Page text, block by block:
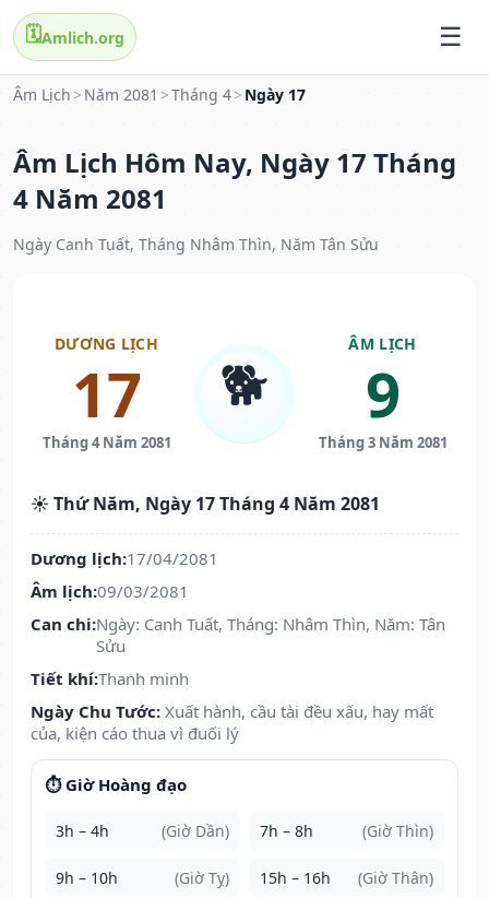
🗓️Amlich.org
Âm Lịch > Năm 2081 >Tháng 4> Ngày 17
Âm Lịch Hôm Nay, Ngày 17 Tháng
4 Năm 2081
Ngày Canh Tuất, Tháng Nhâm Thìn, Năm Tân Sửu
DƯƠNG LỊCH
17
Tháng 4 Năm 2081
🐕
ÂM LỊCH
9
Tháng 3 Năm 2081
☀️ Thứ Năm, Ngày 17 Tháng 4 Năm 2081
Dương lịch:17/04/2081
Âm lịch:09/03/2081
Can chi:Ngày: Canh Tuất, Tháng: Nhâm Thìn, Năm: Tân
Sửu
Tiết khí:Thanh minh
Ngày Chu Tước: Xuất hành, cầu tài đều xấu, hay mất
của, kiện cáo thua vì đuối lý
⏱️ Giờ Hoàng đạo
3h – 4h (Giờ Dần) 7h – 8h (Giờ Thìn)
9h – 10h (Giờ Tỵ) 15h – 16h (Giờ Thân)